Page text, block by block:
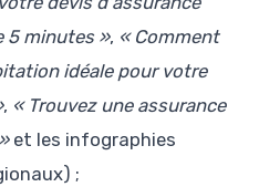
5 minutes », « Comment
idéale pour votre
, « Trouvez une assurance
et les infographies
;